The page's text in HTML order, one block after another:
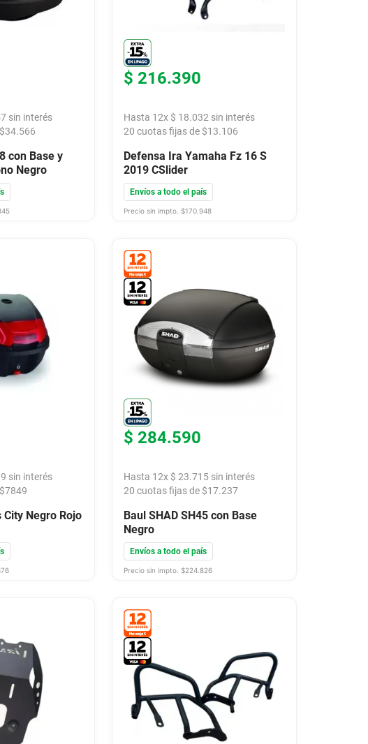
sin interés
34.566
con Base y
Negro
$ 216.390
Hasta 12x $ 18.032 sin interés
20 cuotas fijas de $13.106
Defensa Ira Yamaha Fz 16 S
2019 CSlider
Envíos a todo el país
Precio sin impto. $170.948
sin interés
7849
City Negro Rojo
$ 284.590
Hasta 12x $ 23.715sin interés
20 cuotas fijas de $17.237
Baul SHAD SH45 con Base
Negro
Envíos a todo el país
Precio sin impto. $224.826